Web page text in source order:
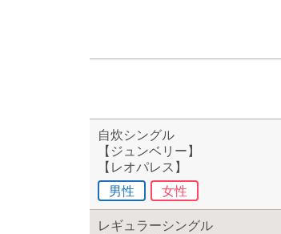
自炊シングル
【ジュンベリー】
【レオパレス】
男性
女性
レギュラーシングル